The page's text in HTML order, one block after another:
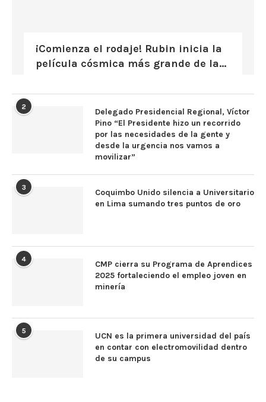
¡Comienza el rodaje! Rubin inicia la
película cósmica más grande de la...
2
Delegado Presidencial Regional, Víctor
Pino “El Presidente hizo un recorrido
por las necesidades de la gente y
desde la urgencia nos vamos a
movilizar”
3
Coquimbo Unido silencia a Universitario
en Lima sumando tres puntos de oro
4
CMP cierra su Programa de Aprendices
2025 fortaleciendo el empleo joven en
minería
5
UCN es la primera universidad del país
en contar con electromovilidad dentro
de su campus